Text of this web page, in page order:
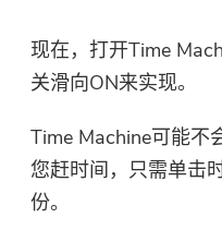
现在，打开Time
关滑向ON来实现。
Time Machine可能不
您赶时间，只需单击
份。